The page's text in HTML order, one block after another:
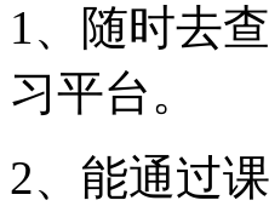
1、随时去
习平台。
2、能通过